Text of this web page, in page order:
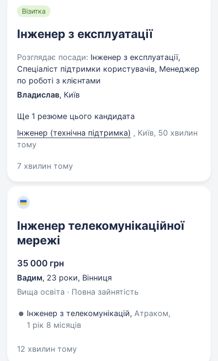
Візитка
Інженер з експлуатації
Розглядає посади: Інженер з експлуатації,
Спеціаліст підтримки користувачів, Менеджер
по роботі з клієнтами
Владислав, Київ
Ще 1 резюме цього кандидата
Інженер (технічна підтримка) , Київ, 50 хвилин
тому
7 хвилин тому
Інженер телекомунікаційної
мережі
35 000 грн
Вадим, 23 роки, Вінниця
Вища освіта · Повна зайнятість
Інженер з телекомунікацій, Атраком,
1 рік 8 місяців
12 хвилин тому